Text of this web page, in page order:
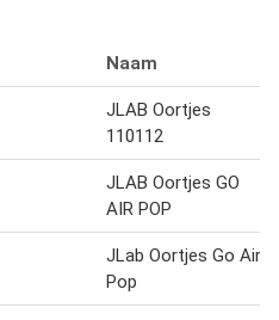
Naam
JLAB Oortjes
110112
JLAB Oortjes GO
AIR POP
JLab Oortjes Go Air
Pop